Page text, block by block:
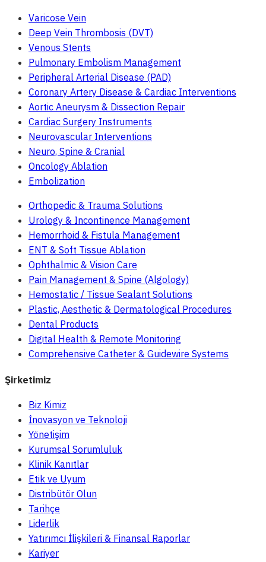
Varicose Vein
Deep Vein Thrombosis (DVT)
Venous Stents
Pulmonary Embolism Management
Peripheral Arterial Disease (PAD)
Coronary Artery Disease & Cardiac Interventions
Aortic Aneurysm & Dissection Repair
Cardiac Surgery Instruments
Neurovascular Interventions
Neuro, Spine & Cranial
Oncology Ablation
Embolization
Orthopedic & Trauma Solutions
Urology & Incontinence Management
Hemorrhoid & Fistula Management
ENT & Soft Tissue Ablation
Ophthalmic & Vision Care
Pain Management & Spine (Algology)
Hemostatic / Tissue Sealant Solutions
Plastic, Aesthetic & Dermatological Procedures
Dental Products
Digital Health & Remote Monitoring
Comprehensive Catheter & Guidewire Systems
Şirketimiz
Biz Kimiz
İnovasyon ve Teknoloji
Yönetişim
Kurumsal Sorumluluk
Klinik Kanıtlar
Etik ve Uyum
Distribütör Olun
Tarihçe
Liderlik
Yatırımcı İlişkileri & Finansal Raporlar
Kariyer